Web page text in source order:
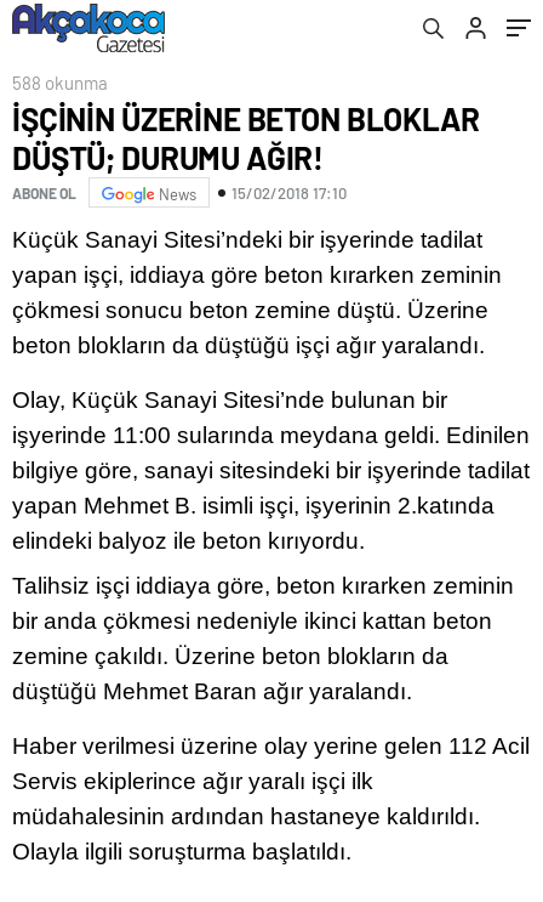
588 okunma
İŞÇİNİN ÜZERİNE BETON BLOKLAR
DÜŞTÜ; DURUMU AĞIR!
ABONE OL News 15/02/2018 17:10
Küçük Sanayi Sitesi’ndeki bir işyerinde tadilat
yapan işçi, iddiaya göre beton kırarken zeminin
çökmesi sonucu beton zemine düştü. Üzerine
beton blokların da düştüğü işçi ağır yaralandı.
Olay, Küçük Sanayi Sitesi’nde bulunan bir
işyerinde 11:00 sularında meydana geldi. Edinilen
bilgiye göre, sanayi sitesindeki bir işyerinde tadilat
yapan Mehmet B. isimli işçi, işyerinin 2.katında
elindeki balyoz ile beton kırıyordu.
Talihsiz işçi iddiaya göre, beton kırarken zeminin
bir anda çökmesi nedeniyle ikinci kattan beton
zemine çakıldı. Üzerine beton blokların da
düştüğü Mehmet Baran ağır yaralandı.
Haber verilmesi üzerine olay yerine gelen 112 Acil
Servis ekiplerince ağır yaralı işçi ilk
müdahalesinin ardından hastaneye kaldırıldı.
Olayla ilgili soruşturma başlatıldı.